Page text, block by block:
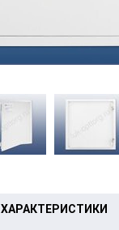
ХАРАКТЕРИСТИКИ